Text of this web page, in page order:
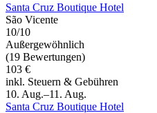
Santa Cruz Boutique Hotel
São Vicente
10/10
Außergewöhnlich
(19 Bewertungen)
103 €
inkl. Steuern & Gebühren
10. Aug.–11. Aug.
Santa Cruz Boutique Hotel